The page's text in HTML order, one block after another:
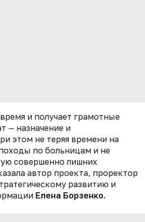
и получает грамотные
— назначение и
этом не теряя времени на
по больницам и не
совершенно лишних
автор проекта, проректор
развитию и
Елена Борзенко.